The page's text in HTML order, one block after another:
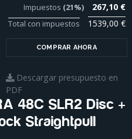
Impuestos (21%) 267,10 €
Total con impuestos 1539,00 €
COMPRAR AHORA
Descargar presupuesto en
PDF
48C SLR2 Disc +
Straightpull